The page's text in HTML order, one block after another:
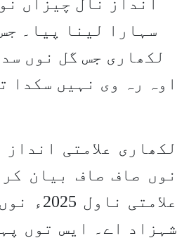
سہارا لینا پیا۔
لکھاری جس گل نوں
اوہ رہ وی نہیں سکدا
لکھاری علامتی
نوں صاف صاف بیان
شہزاد اے۔ ایس توں